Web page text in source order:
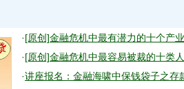
·[原创]金融危机中最有潜力的十个产业
·[原创]金融危机中最容易被裁的十类人
·讲座报名：金融海啸中保钱袋子之存